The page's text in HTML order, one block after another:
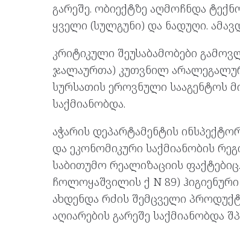
გარეშე. ობიექტზე აღმოჩნდა
ყველი (სულგუნი) და ნადუღი.
კრიტიკული შეუსაბამობები
ჯალაურთა) კუთვნილ
სურსათის ეროვნული სააგენტოს
საქმიანობდა.
აჭარის დეპარტამენტის
და ეკონომიკური საქმიანობის
საბითუმო რეალიზაციის
ჩოლოყაშვილის ქ N 89)
ახდენდა რძის შემცველი
აღიარების გარეშე საქმიანობდა